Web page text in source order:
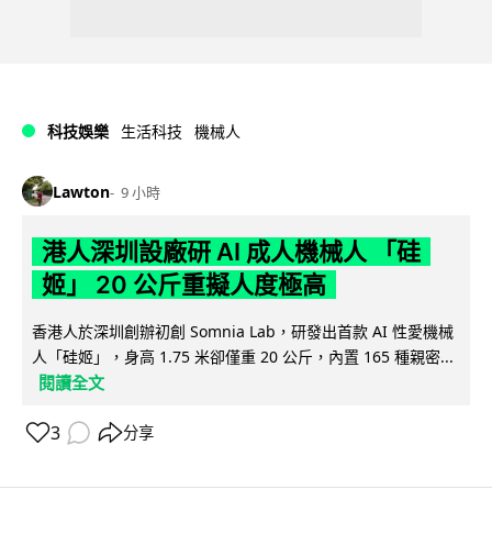
科技娛樂 生活科技 機械人
Lawton 9 小時
港人深圳設廠研 AI 成人機械人 「硅
姬」 20 公斤重擬人度極高
香港人於深圳創辦初創 Somnia Lab，研發出首款 AI 性愛機械
人「硅姬」，身高 1.75 米卻僅重 20 公斤，內置 165 種親密...
閱讀全文
3 分享